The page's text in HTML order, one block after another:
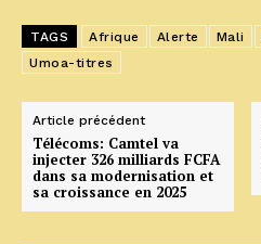
TAGS Afrique Alerte Mali
Umoa-titres
Article précédent
Télécoms: Camtel va
injecter 326 milliards FCFA
dans sa modernisation et
sa croissance en 2025